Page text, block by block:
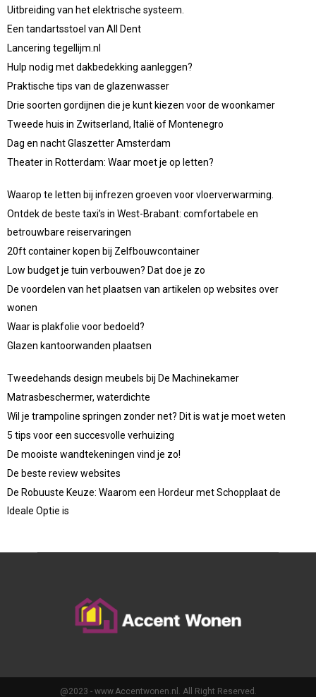
Uitbreiding van het elektrische systeem.
Een tandartsstoel van All Dent
Lancering tegellijm.nl
Hulp nodig met dakbedekking aanleggen?
Praktische tips van de glazenwasser
Drie soorten gordijnen die je kunt kiezen voor de woonkamer
Tweede huis in Zwitserland, Italië of Montenegro
Dag en nacht Glaszetter Amsterdam
Theater in Rotterdam: Waar moet je op letten?
Waarop te letten bij infrezen groeven voor vloerverwarming.
Ontdek de beste taxi’s in West-Brabant: comfortabele en
betrouwbare reiservaringen
20ft container kopen bij Zelfbouwcontainer
Low budget je tuin verbouwen? Dat doe je zo
De voordelen van het plaatsen van artikelen op websites over
wonen
Waar is plakfolie voor bedoeld?
Glazen kantoorwanden plaatsen
Tweedehands design meubels bij De Machinekamer
Matrasbeschermer, waterdichte
Wil je trampoline springen zonder net? Dit is wat je moet weten
5 tips voor een succesvolle verhuizing
De mooiste wandtekeningen vind je zo!
De beste review websites
De Robuuste Keuze: Waarom een Hordeur met Schopplaat de
Ideale Optie is
@2023 - www.Accentwonen.nl. All Right Reserved.